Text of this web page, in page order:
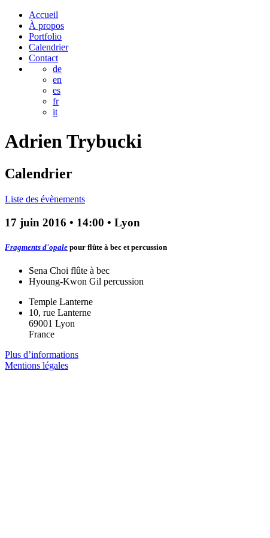
Accueil
À propos
Portfolio
Calendrier
Contact
de
en
es
fr
it
AdrienTrybucki
Calendrier
Liste des évènements
17 juin 2016 • 14:00 • Lyon
Fragments d'opale pour flûte à bec et percussion
Sena Choi flûte à bec
Hyoung-Kwon Gil percussion
Temple Lanterne
10, rue Lanterne
69001 Lyon
France
Plus d’informations
Mentions légales